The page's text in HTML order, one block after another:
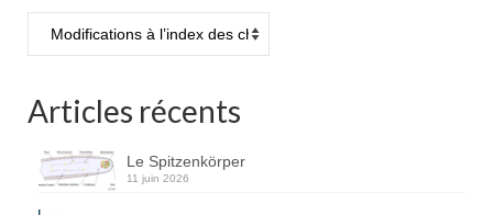
Articles récents
Le Spitzenkörper
11 juin 2026